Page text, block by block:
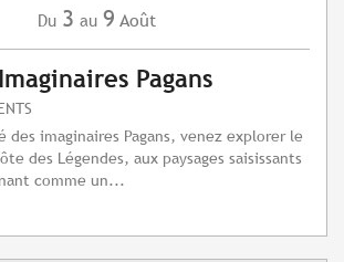
Du 3 au 9 Août
Pagans
des imaginaires Pagans, venez explorer le
des Légendes, aux paysages saisissants
comme un...